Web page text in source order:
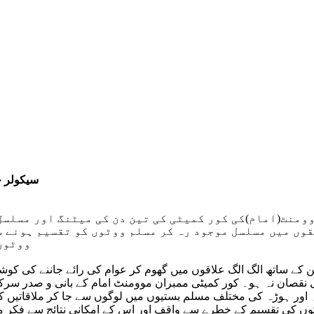
سیکولر
کور کمیٹی کی تین دن کی میٹنگ اور
میں مسلسل موجود رہ کر مسلم ووٹوں کو تقسیم ہونے
کے ساتھ الگ الگ علاقوں میں گھوم کر عوام کی رائے جاننے
نہ ہو۔ کور کمیٹی ممبران موومنٹ امام کے بانی و صدر
اور ہوڑہ کی مختلف مسلم بستیوں میں لوگوں سے جا کر
کی تقسیم کے خطرے سے واقف اور اس کے امکانی نتائج سے